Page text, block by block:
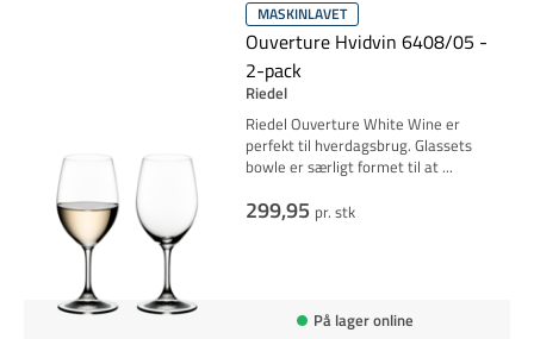
MASKINLAVET
Ouverture Hvidvin 6408/05 -
2-pack
Riedel
Riedel Ouverture White Wine er
perfekt til hverdagsbrug. Glassets
bowle er særligt formet til at ...
299,95 pr. stk
På lager online